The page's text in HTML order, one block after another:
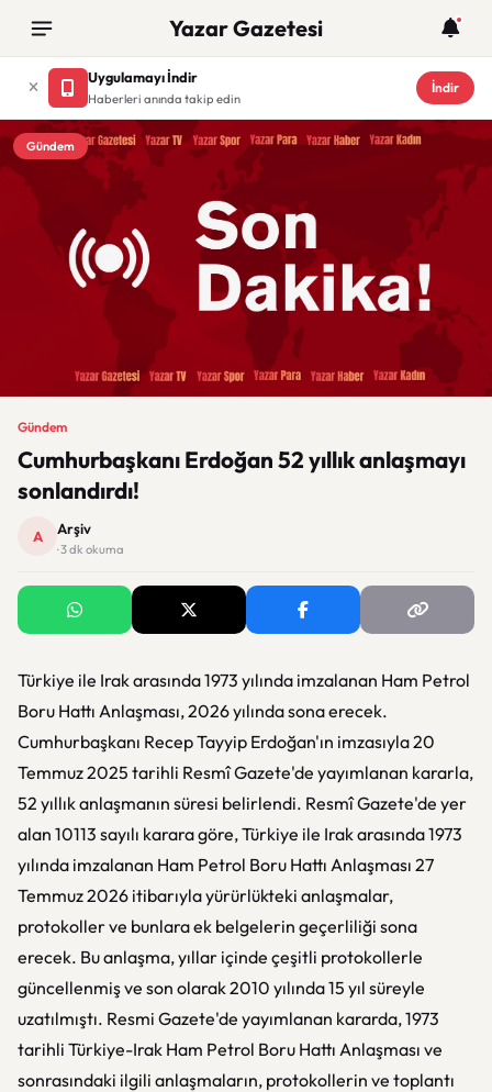
Yazar Gazetesi
Uygulamayı İndir
Haberleri anında takip edin
İndir
Gündem
Gündem
Cumhurbaşkanı Erdoğan 52 yıllık anlaşmayı
sonlandırdı!
A Arşiv
· 3 dk okuma
Türkiye ile Irak arasında 1973 yılında imzalanan Ham Petrol
Boru Hattı Anlaşması, 2026 yılında sona erecek.
Cumhurbaşkanı Recep Tayyip Erdoğan'ın imzasıyla 20
Temmuz 2025 tarihli Resmî Gazete'de yayımlanan kararla,
52 yıllık anlaşmanın süresi belirlendi. Resmî Gazete'de yer
alan 10113 sayılı karara göre, Türkiye ile Irak arasında 1973
yılında imzalanan Ham Petrol Boru Hattı Anlaşması 27
Temmuz 2026 itibarıyla yürürlükteki anlaşmalar,
protokoller ve bunlara ek belgelerin geçerliliği sona
erecek. Bu anlaşma, yıllar içinde çeşitli protokollerle
güncellenmiş ve son olarak 2010 yılında 15 yıl süreyle
uzatılmıştı. Resmi Gazete'de yayımlanan kararda, 1973
tarihli Türkiye-Irak Ham Petrol Boru Hattı Anlaşması ve
sonrasındaki ilgili anlaşmaların, protokollerin ve toplantı